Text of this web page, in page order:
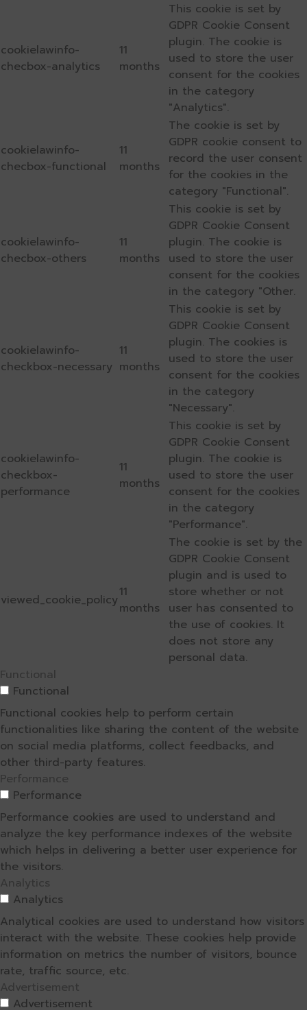
cookielawinfo-
checbox-analytics
11
months
This cookie is set by
GDPR Cookie Consent
plugin. The cookie is
used to store the user
consent for the cookies
in the category
"Analytics".
cookielawinfo-
checbox-functional
11
months
The cookie is set by
GDPR cookie consent to
record the user consent
for the cookies in the
category "Functional".
cookielawinfo-
checbox-others
11
months
This cookie is set by
GDPR Cookie Consent
plugin. The cookie is
used to store the user
consent for the cookies
in the category "Other.
cookielawinfo-
checkbox-necessary
11
months
This cookie is set by
GDPR Cookie Consent
plugin. The cookies is
used to store the user
consent for the cookies
in the category
"Necessary".
cookielawinfo-
checkbox-
performance
11
months
This cookie is set by
GDPR Cookie Consent
plugin. The cookie is
used to store the user
consent for the cookies
in the category
"Performance".
viewed_cookie_policy11
months
The cookie is set by the
GDPR Cookie Consent
plugin and is used to
store whether or not
user has consented to
the use of cookies. It
does not store any
personal data.
Functional
Functional
Functional cookies help to perform certain
functionalities like sharing the content of the website
on social media platforms, collect feedbacks, and
other third-party features.
Performance
Performance
Performance cookies are used to understand and
analyze the key performance indexes of the website
which helps in delivering a better user experience for
the visitors.
Analytics
Analytics
Analytical cookies are used to understand how visitors
interact with the website. These cookies help provide
information on metrics the number of visitors, bounce
rate, traffic source, etc.
Advertisement
Advertisement